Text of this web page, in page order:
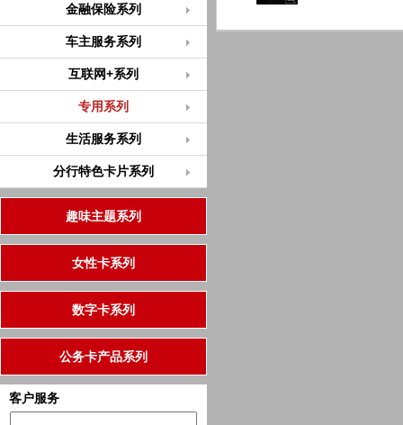
金融保险系列
车主服务系列
互联网+系列
专用系列
生活服务系列
分行特色卡片系列
趣味主题系列
女性卡系列
数字卡系列
公务卡产品系列
客户服务